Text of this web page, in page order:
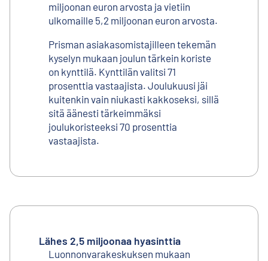
miljoonan euron arvosta ja vietiin
ulkomaille 5,2 miljoonan euron arvosta.
Prisman asiakasomistajilleen tekemän
kyselyn mukaan joulun tärkein koriste
on kynttilä. Kynttilän valitsi 71
prosenttia vastaajista. Joulukuusi jäi
kuitenkin vain niukasti kakkoseksi, sillä
sitä äänesti tärkeimmäksi
joulukoristeeksi 70 prosenttia
vastaajista.
Lähes 2,5 miljoonaa hyasinttia
Luonnonvarakeskuksen mukaan